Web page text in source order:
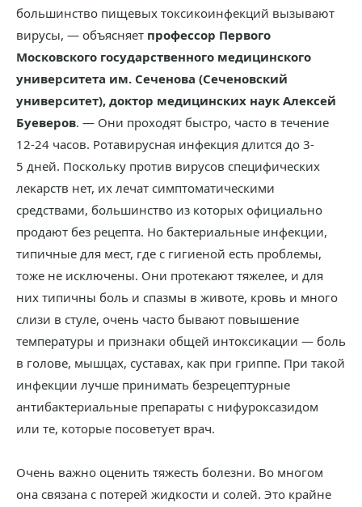
большинство пищевых токсикоинфекций вызывают
вирусы, — объясняет профессор Первого
Московского государственного медицинского
университета им. Сеченова (Сеченовский
университет), доктор медицинских наук Алексей
Буеверов. — Они проходят быстро, часто в течение
12-24 часов. Ротавирусная инфекция длится до 3-
5 дней. Поскольку против вирусов специфических
лекарств нет, их лечат симптоматическими
средствами, большинство из которых официально
продают без рецепта. Но бактериальные инфекции,
типичные для мест, где с гигиеной есть проблемы,
тоже не исключены. Они протекают тяжелее, и для
них типичны боль и спазмы в животе, кровь и много
слизи в стуле, очень часто бывают повышение
температуры и признаки общей интоксикации — боль
в голове, мышцах, суставах, как при гриппе. При такой
инфекции лучше принимать безрецептурные
антибактериальные препараты с нифуроксазидом
или те, которые посоветует врач.
Очень важно оценить тяжесть болезни. Во многом
она связана с потерей жидкости и солей. Это крайне